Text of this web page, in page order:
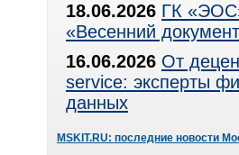
18.06.2026 ГК
«Весенний
16.06.2026 От
service: эксперты
данных
MSKIT.RU: последние новости